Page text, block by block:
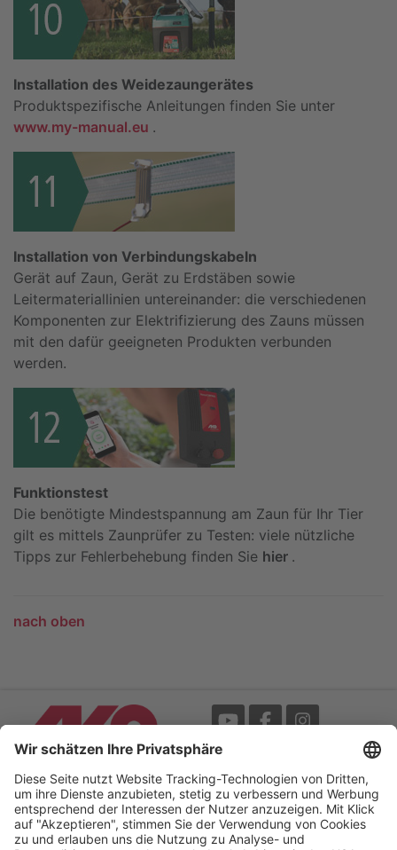
Installation des Weidezaungerätes
Produktspezifische Anleitungen finden Sie unter
www.my-manual.eu .
Installation von Verbindungskabeln
Gerät auf Zaun, Gerät zu Erdstäben sowie
Leitermateriallinien untereinander: die verschiedenen
Komponenten zur Elektrifizierung des Zauns müssen
mit den dafür geeigneten Produkten verbunden
werden.
Funktionstest
Die benötigte Mindestspannung am Zaun für Ihr Tier
gilt es mittels Zaunprüfer zu Testen: viele nützliche
Tipps zur Fehlerbehebung finden Sie hier .
nach oben
Messe
Mediathek
Blätterkatalog
AGB
Garantie
Impressum